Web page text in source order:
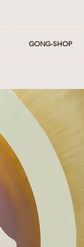
GONG-SHOP